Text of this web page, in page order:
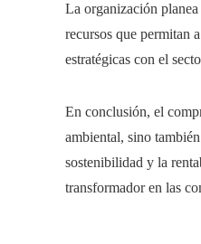
La organización
recursos que permitan
estratégicas con el
En conclusión, el
ambiental, sino
sostenibilidad y la
transformador en las